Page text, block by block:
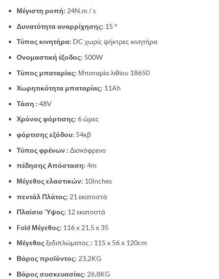
Μέγιστη ροπή: 24N.m / s
Δυνατότητα αναρρίχησης: 15 °
Τύπος κινητήρα: DC χωρίς ψήκτρες κινητήρα
Ονομαστική έξοδος: 500W
Τύπος μπαταρίας: Μπαταρία λιθίου 18650
Χωρητικότητα μπαταρίας: 11Ah
Τάση : 48V
Χρόνος φόρτισης: 6 ώρες
φόρτισης εξόδου: 54κβ
Τύπος φρένων : Δισκόφρενο
πέδησης Απόσταση: 4m
Μέγεθος ελαστικών: 10inches
πεντάλ Πλάτος: 21 εκατοστά
Πλαίσιο Ύψος: 12 εκατοστά
Fold Μέγεθος: 116 x 21,5 x 35
Μέγεθοςξεδιπλώματος : 115 x 56 x 120cm
Βάρος προϊόντος: 23,2KG
Βάρος συσκευασίας: 26,8KG